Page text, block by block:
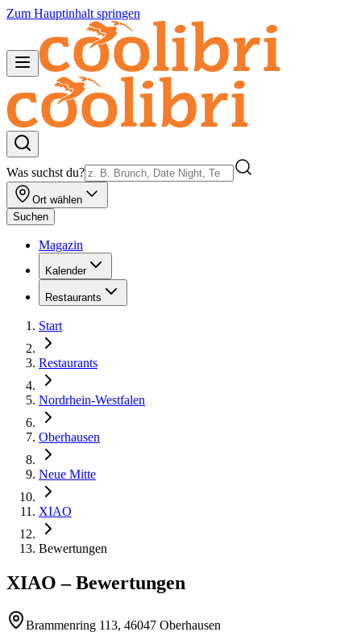
Zum Hauptinhalt springen
Was suchst du?
Ort wählen
Suchen
Magazin
Kalender
Restaurants
Start
Restaurants
Nordrhein-Westfalen
Oberhausen
Neue Mitte
XIAO
Bewertungen
XIAO – Bewertungen
Brammenring 113, 46047 Oberhausen